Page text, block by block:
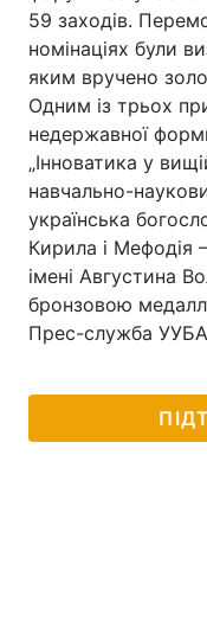
59 заходів.
номінаціях були
яким вручено
Одним із трьох
недержавної
„Інноватика у
навчально-
українська
Кирила і Мефодія
імені Августина
бронзовою
Прес-служба